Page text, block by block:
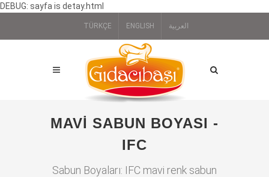
DEBUG: sayfa is detay.html
TÜRKÇE ENGLISH العربية
MAVI SABUN BOYASI -
IFC
Sabun Boyaları: IFC mavi renk sabun